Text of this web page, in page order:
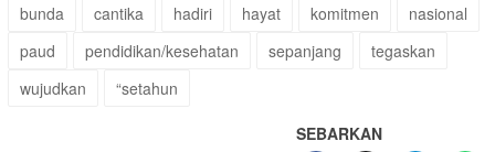
bunda
cantika hadiri hayat komitmen
nasional
paud
pendidikan/kesehatan sepanjang
tegaskan
wujudkan
“setahun
SEBARKAN